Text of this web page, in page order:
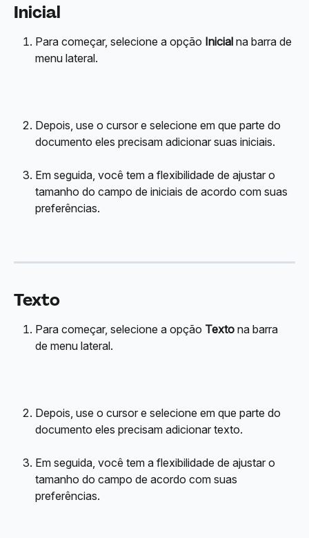
Inicial
Para começar, selecione a opção Inicial na barra de
menu lateral.
Depois, use o cursor e selecione em que parte do
documento eles precisam adicionar suas iniciais.
Em seguida, você tem a flexibilidade de ajustar o
tamanho do campo de iniciais de acordo com suas
preferências.
Texto
Para começar, selecione a opção Texto na barra
de menu lateral.
Depois, use o cursor e selecione em que parte do
documento eles precisam adicionar texto.
Em seguida, você tem a flexibilidade de ajustar o
tamanho do campo de acordo com suas
preferências.